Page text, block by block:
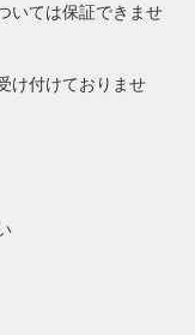
いては保証できませ
け付けておりませ